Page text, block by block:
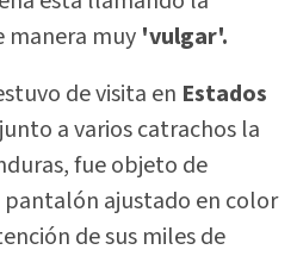
manera muy 'vulgar'.
de visita en Estados
a varios catrachos la
fue objeto de
ajustado en color
de sus miles de